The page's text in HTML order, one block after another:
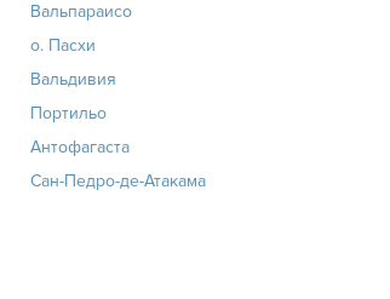
Вальпараисо
о. Пасхи
Вальдивия
Портильо
Антофагаста
Сан-Педро-де-Атакама